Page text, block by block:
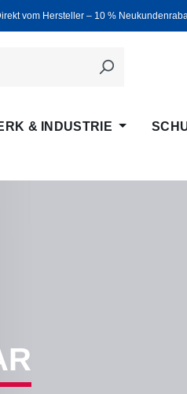
vom Hersteller ‒ 10 %
& INDUSTRIE